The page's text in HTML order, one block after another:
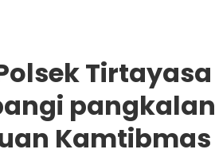
Tirtayasa
pangkalan
Kamtibmas